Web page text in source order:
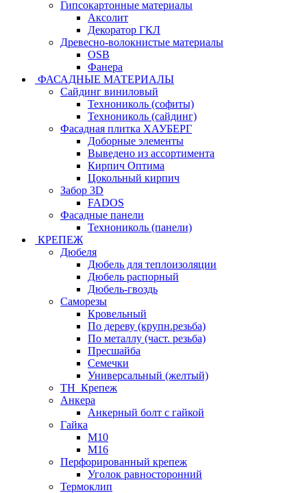
Гипсокартонные материалы
Аксолит
Декоратор ГКЛ
Древесно-волокнистые материалы
OSB
Фанера
ФАСАДНЫЕ МАТЕРИАЛЫ
Сайдинг виниловый
Технониколь (софиты)
Технониколь (сайдинг)
Фасадная плитка ХАУБЕРГ
Доборные элементы
Выведено из ассортимента
Кирпич Оптима
Цокольный кирпич
Забор 3D
FADOS
Фасадные панели
Технониколь (панели)
КРЕПЕЖ
Дюбеля
Дюбель для теплоизоляции
Дюбель распорный
Дюбель-гвоздь
Саморезы
Кровельный
По дереву (крупн.резьба)
По металлу (част. резьба)
Пресшайба
Семечки
Универсальный (желтый)
ТН_Крепеж
Анкера
Анкерный болт с гайкой
Гайка
М10
М16
Перфорированный крепеж
Уголок равносторонний
Термоклип